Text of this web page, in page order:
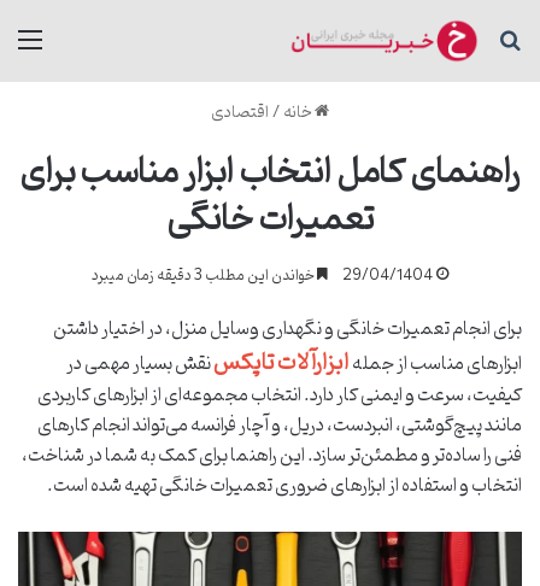
جستجو برای
خانه/اقتصادی
راهنمای کامل انتخاب ابزار مناسب برای
تعمیرات خانگی
29/04/1404 خواندن این مطلب 3 دقیقه زمان میبرد
برای انجام تعمیرات خانگی و نگهداری وسایل منزل، در اختیار داشتن
ابزارهای مناسب از جملهابزارآلات تاپکسنقش بسیار مهمی در
کیفیت، سرعت و ایمنی کار دارد. انتخاب مجموعه‌ای از ابزارهای کاربردی
مانند پیچ‌گوشتی، انبردست، دریل، و آچار فرانسه می‌تواند انجام کارهای
فنی را ساده‌تر و مطمئن‌تر سازد. این راهنما برای کمک به شما در شناخت،
انتخاب و استفاده از ابزارهای ضروری تعمیرات خانگی تهیه شده است.